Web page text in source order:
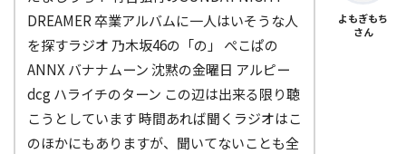
DREAMER 卒業アルバムに一人はいそうな人
を探すラジオ 乃木坂46の「の」 ぺこぱの
ANNX バナナムーン 沈黙の金曜日 アルピー
dcg ハライチのターン この辺は出来る限り聴
こうとしています 時間あれば聞くラジオはこ
のほかにもありますが、聞いてないことも全
よもぎもち
さん